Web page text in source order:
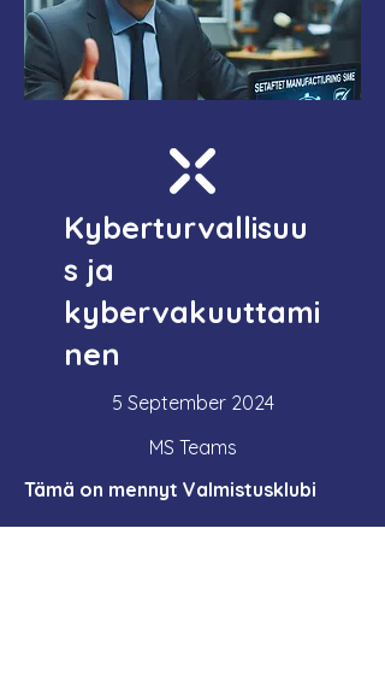
Kyberturvallisuu
s ja
kybervakuuttami
nen
5 September 2024
MS Teams
Tämä on mennyt Valmistusklubi